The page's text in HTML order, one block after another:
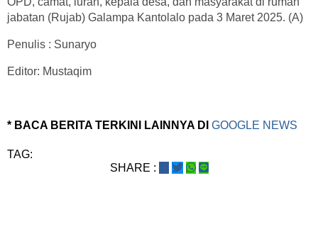
jabatan (Rujab) Galampa Kantolalo pada 3 Maret 2025. (A)
Penulis : Sunaryo
Editor: Mustaqim
* BACA BERITA TERKINI LAINNYA DI GOOGLE NEWS
TAG:
SHARE :